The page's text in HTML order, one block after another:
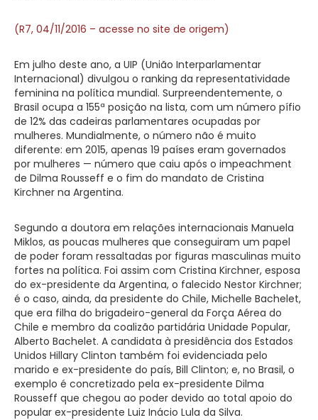
(R7, 04/11/2016 – acesse no site de origem)
Em julho deste ano, a UIP (União Interparlamentar
Internacional) divulgou o ranking da representatividade
feminina na política mundial. Surpreendentemente, o
Brasil ocupa a 155ª posição na lista, com um número pífio
de 12% das cadeiras parlamentares ocupadas por
mulheres. Mundialmente, o número não é muito
diferente: em 2015, apenas 19 países eram governados
por mulheres — número que caiu após o impeachment
de Dilma Rousseff e o fim do mandato de Cristina
Kirchner na Argentina.
Segundo a doutora em relações internacionais Manuela
Miklos, as poucas mulheres que conseguiram um papel
de poder foram ressaltadas por figuras masculinas muito
fortes na política. Foi assim com Cristina Kirchner, esposa
do ex-presidente da Argentina, o falecido Nestor Kirchner;
é o caso, ainda, da presidente do Chile, Michelle Bachelet,
que era filha do brigadeiro-general da Força Aérea do
Chile e membro da coalizão partidária Unidade Popular,
Alberto Bachelet. A candidata à presidência dos Estados
Unidos Hillary Clinton também foi evidenciada pelo
marido e ex-presidente do país, Bill Clinton; e, no Brasil, o
exemplo é concretizado pela ex-presidente Dilma
Rousseff que chegou ao poder devido ao total apoio do
popular ex-presidente Luiz Inácio Lula da Silva.